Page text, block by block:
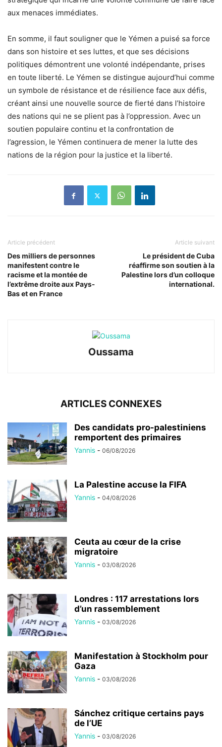
aux menaces immédiates.
En somme, il faut souligner que le Yémen a puisé sa force
dans son histoire et ses luttes, et que ses décisions
politiques démontrent une volonté indépendante, prises
en toute liberté. Le Yémen se distingue aujourd’hui comme
un symbole de résistance et de résilience face aux défis,
créant ainsi une nouvelle source de fierté dans l’histoire
des nations qui ne se plient pas à l’oppression. Avec un
soutien populaire continu et la confrontation de
l’agression, le Yémen continuera de mener la lutte des
nations de la région pour la justice et la liberté.
Article précédent
Des milliers de personnes
manifestent contre le
racisme et la montée de
l’extrême droite aux Pays-
Bas et en France
Article suivant
Le président de Cuba
réaffirme son soutien à la
Palestine lors d’un colloque
international.
Oussama
ARTICLES CONNEXES
Des candidats pro-palestiniens
remportent des primaires
Yannis - 06/08/2026
La Palestine accuse la FIFA
Yannis - 04/08/2026
Ceuta au cœur de la crise
migratoire
Yannis - 03/08/2026
Londres : 117 arrestations lors
d’un rassemblement
Yannis - 03/08/2026
Manifestation à Stockholm pour
Gaza
Yannis - 03/08/2026
Sánchez critique certains pays
de l’UE
Yannis - 03/08/2026